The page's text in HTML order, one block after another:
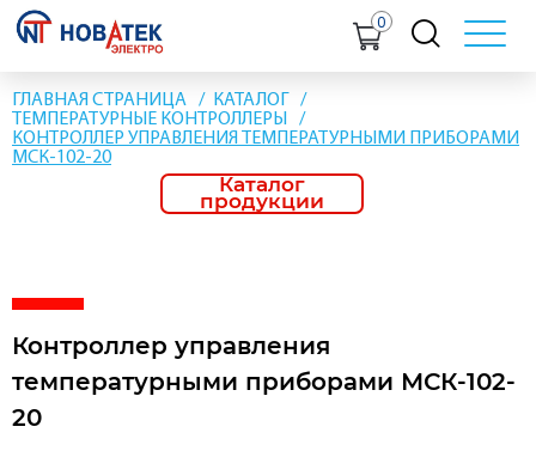
0
ГЛАВНАЯ СТРАНИЦА
КАТАЛОГ
ТЕМПЕРАТУРНЫЕ КОНТРОЛЛЕРЫ
КОНТРОЛЛЕР УПРАВЛЕНИЯ ТЕМПЕРАТУРНЫМИ ПРИБОРАМИ
МСК-102-20
Каталог
продукции
Контроллер управления
температурными приборами МСК-102-
20